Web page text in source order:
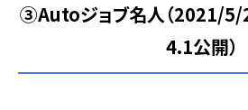
③Autoジョブ名人（2021/
4.1公開）